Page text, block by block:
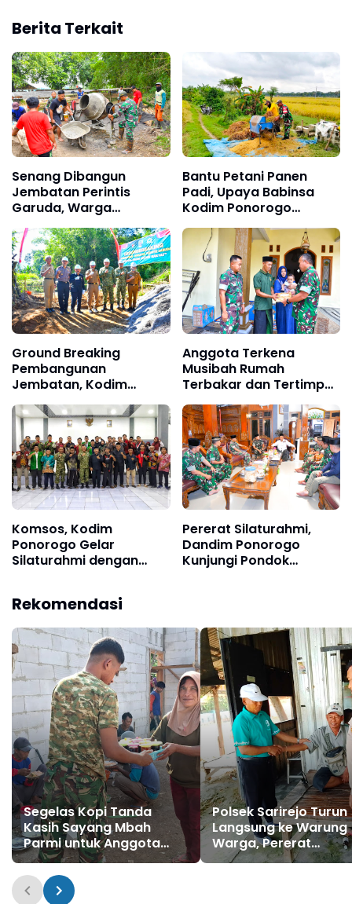
Berita Terkait
Senang Dibangun
Jembatan Perintis
Garuda, Warga
Antusias Bergotong
Royong Bersama TNI
Bantu Petani Panen
Padi, Upaya Babinsa
Kodim Ponorogo
Sukseskan Perkuatan
Hanpangan
Ground Breaking
Pembangunan
Jembatan, Kodim
Ponorogo Siap
Sukseskan Program
Prioritas Pemerintah
Anggota Terkena
Musibah Rumah
Terbakar dan Tertimpa
Pohon, Dandim
Ponorogo Cepat
Tanggap Berikan
Bantuan
Komsos, Kodim
Ponorogo Gelar
Silaturahmi dengan
Pererat Silaturahmi,
Dandim Ponorogo
Kunjungi Pondok
Rekomendasi
Segelas Kopi Tanda
Kasih Sayang Mbah
Parmi untuk Anggota
Satgas TMMD Ke-129
Bulu Lor
Polsek Sarirejo Turun
Langsung ke Warung
Warga, Pererat
Silaturahmi Jaga